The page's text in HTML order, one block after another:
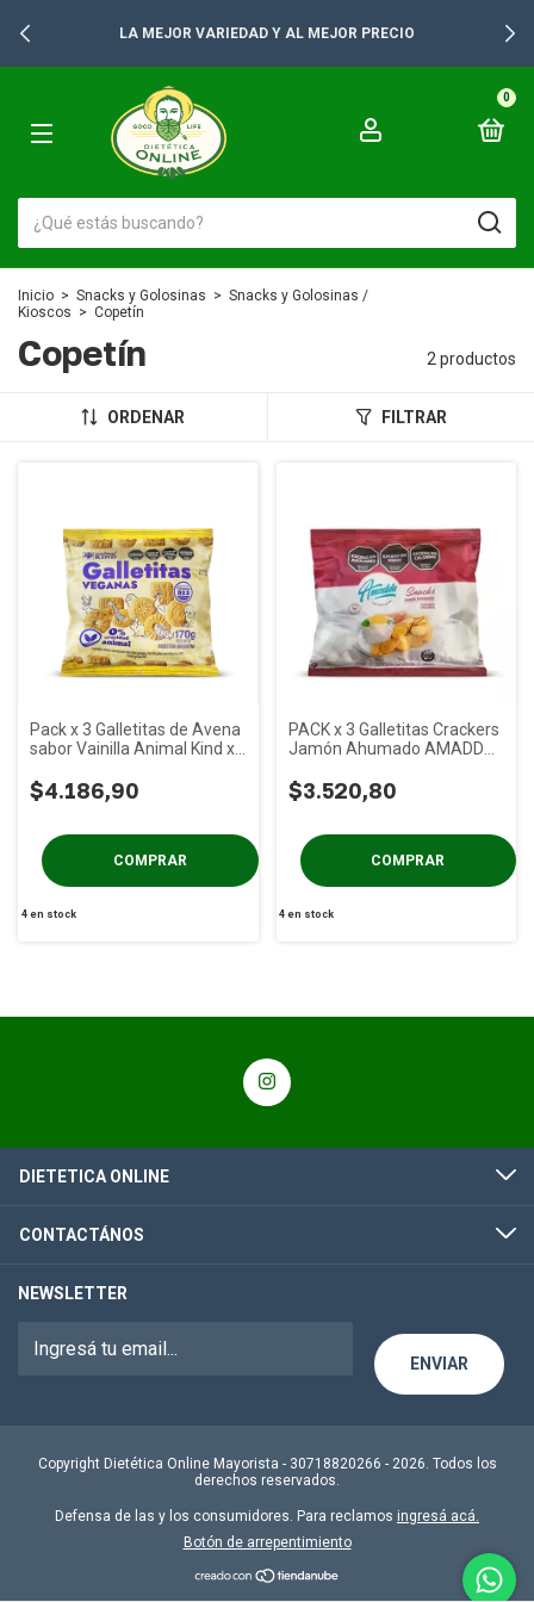
LA MEJOR VARIEDAD Y AL MEJOR PRECIO
0
Inicio > Snacks y Golosinas > Snacks y Golosinas /
Kioscos > Copetín
Copetín 2 productos
ORDENAR FILTRAR
Pack x 3 Galletitas de Avena
sabor Vainilla Animal Kind x
$4.186,90
4en stock
PACK x 3 Galletitas Crackers
Jamón Ahumado AMADDA
$3.520,80
4 en stock
DIETETICA ONLINE
CONTACTÁNOS
NEWSLETTER
Copyright Dietética Online Mayorista - 30718820266 - 2026. Todos los
derechos reservados.
Defensa de las y los consumidores. Para reclamos ingresá acá.
Botón de arrepentimiento